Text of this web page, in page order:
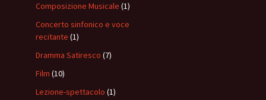
Composizione Musicale (1)
Concerto sinfonico e voce
recitante (1)
Dramma Satiresco (7)
Film (10)
Lezione-spettacolo (1)